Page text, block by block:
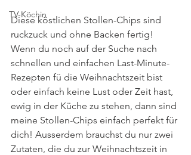
TV-Köchin
Diese köstlichen Stollen-Chips sind
ruckzuck und ohne Backen fertig!
Wenn du noch auf der Suche nach
schnellen und einfachen Last-Minute-
Rezepten fü die Weihnachtszeit bist
oder einfach keine Lust oder Zeit hast,
ewig in der Küche zu stehen, dann sind
meine Stollen-Chips einfach perfekt für
dich! Ausserdem brauchst du nur zwei
Zutaten, die du zur Weihnachtszeit in